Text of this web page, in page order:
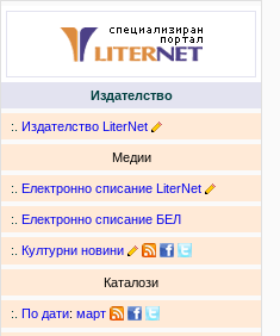
Издателство
:. Издателство LiterNet
Медии
:. Електронно списание LiterNet
:. Електронно списание БЕЛ
:. Културни новини
Каталози
:. По дати: март